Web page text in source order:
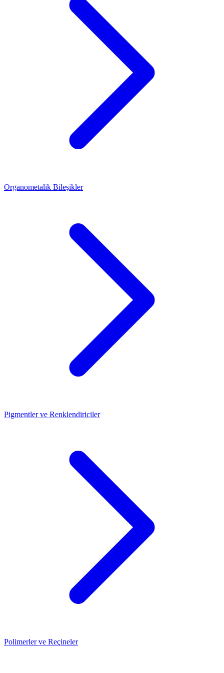
Organometalik Bileşikler
Pigmentler ve Renklendiriciler
Polimerler ve Reçineler